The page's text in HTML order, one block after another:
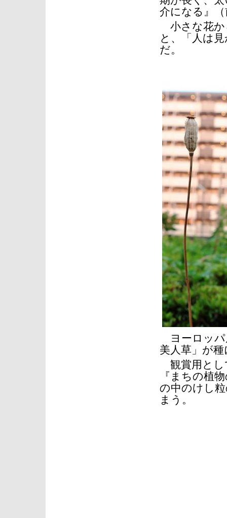
介になる』
小さな花か
と、「人は
だ。
ヨーロッパ
美人草」が
観賞用とし
『まちの植
の中のけし
まう。